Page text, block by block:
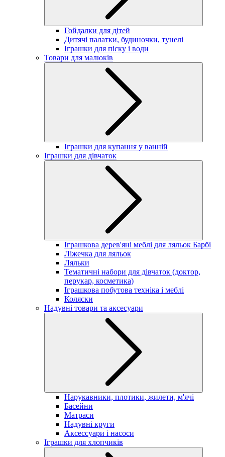
Гойдалки для дітей
Дитячі палатки, будиночки, тунелі
Іграшки для піску і води
Товари для малюків
Іграшки для купання у ванній
Іграшки для дівчаток
Іграшкова дерев'яні меблі для ляльок Барбі
Ліжечка для ляльок
Ляльки
Тематичні набори для дівчаток (доктор,
перукар, косметика)
Іграшкова побутова техніка і меблі
Коляски
Надувні товари та аксесуари
Нарукавники, плотики, жилети, м'ячі
Басейни
Матраси
Надувні круги
Аксессуари і насоси
Іграшки для хлопчиків